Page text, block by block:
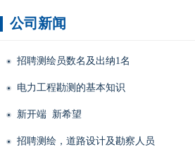
公司新闻
招聘测绘员数名及出纳1名
电力工程勘测的基本知识
新开端 新希望
招聘测绘，道路设计及勘察人员